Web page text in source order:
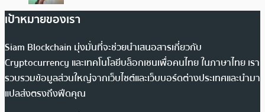
เป้าหมายของเรา
Siam Blockchain มุ่งมั่นที่จะช่วยนำเสนอสารเกี่ยวกับ
Cryptocurrency และเทคโนโลยีบล็อกเชนเพื่อคนไทย ในภาษาไทย เรา
รวบรวมข้อมูลส่วนใหญ่จากเว็บไซต์และเว็บบอร์ดต่างประเทศและนำมา
แปลส่งตรงถึงฟีดคุณ